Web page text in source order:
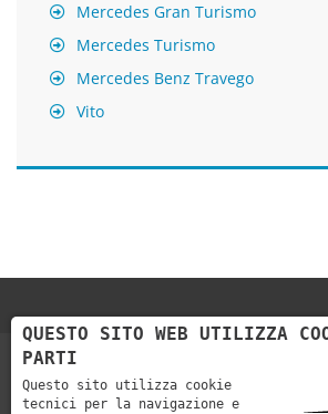
Mercedes Gran Turismo
Mercedes Turismo
Mercedes Benz Travego
Vito
QUESTO SITO WEB UTILIZZA
PARTI
Questo sito utilizza cookie
tecnici per la navigazione e